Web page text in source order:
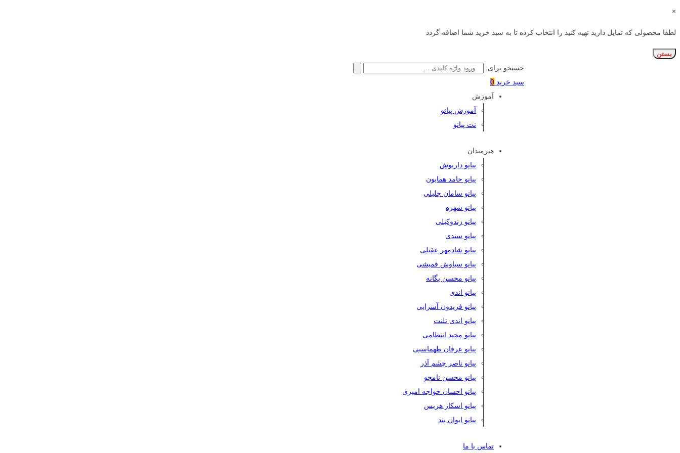
×
لطفا محصولی که تمایل دارید تهیه کنید را انتخاب کرده تا به سبد خرید شما اضافه گردد
بستن
جستجو برای:
سبد خرید 0
آموزش
آموزش پیانو
نت پیانو
هنرمندان
پیانو داریوش
پیانو حامد همایون
پیانو سامان جلیلی
پیانو شهره
پیانو زندوکیلی
پیانو سندی
پیانو شادمهر عقیلی
پیانو سیاوش قمیشی
پیانو محسن یگانه
پیانو اندی
پیانو فریدون آسرایی
پیانو اندی تلنت
پیانو مجید انتظامی
پیانو عرفان طهماسبی
پیانو ناصر چشم آذر
پیانو محسن نامجو
پیانو احسان خواجه امیری
پیانو اسکار هریس
پیانو ایوان بند
تماس با ما